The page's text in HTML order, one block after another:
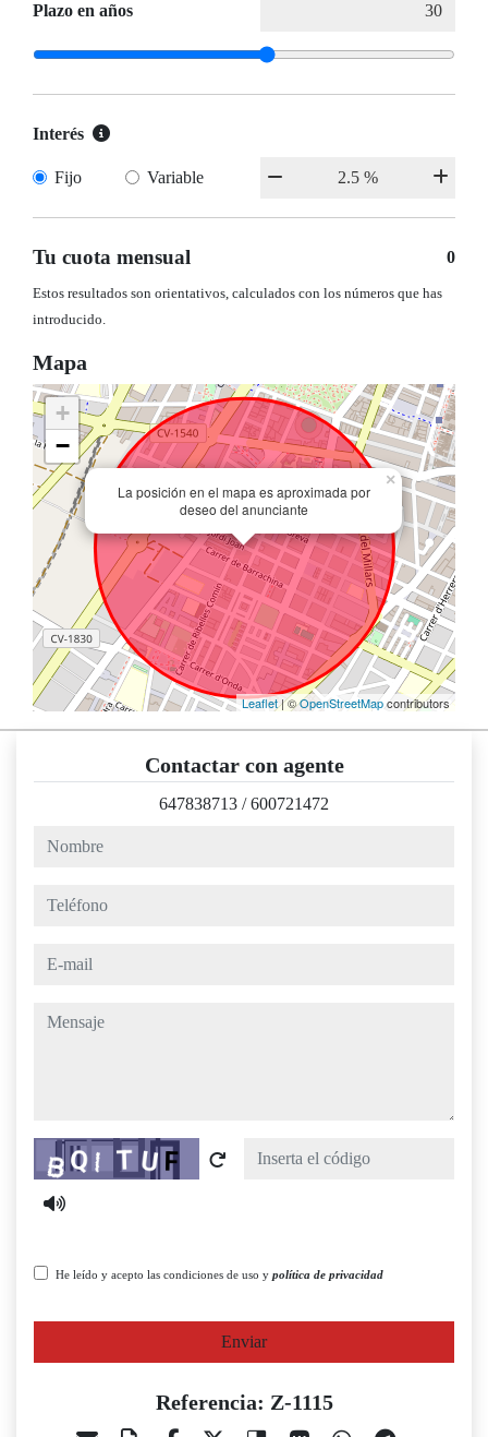
Plazo en años
Interés
Fijo Variable
Tu cuota mensual 0
Estos resultados son orientativos, calculados con los números que has
introducido.
Mapa
La posición en el mapa es aproximada por
deseo del anunciante
×
+
−
Leaflet| ©OpenStreetMapcontributors
Contactar con agente
647838713 /600721472
nombre
teléfono
e-mail
mensaje
Captcha
He leído y acepto las condiciones de uso y política de privacidad
Enviar
Referencia: Z-1115